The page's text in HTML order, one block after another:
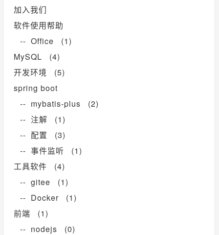
加入我们
软件使用帮助
-- Office (1)
MySQL (4)
开发环境 (5)
spring boot
-- mybatis-plus (2)
-- 注解 (1)
-- 配置 (3)
-- 事件监听 (1)
工具软件 (4)
-- gitee (1)
-- Docker (1)
前端 (1)
-- nodejs (0)